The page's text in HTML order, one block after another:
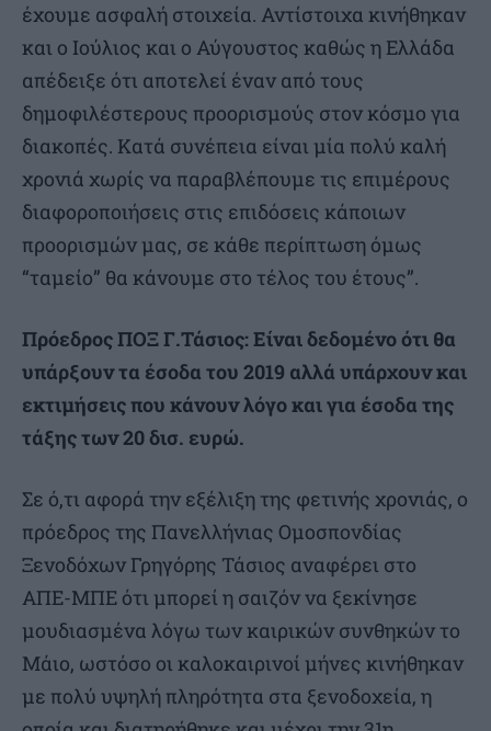
έχουμε ασφαλή στοιχεία. Αντίστοιχα κινήθηκαν
και ο Ιούλιος και ο Αύγουστος καθώς η Ελλάδα
απέδειξε ότι αποτελεί έναν από τους
δημοφιλέστερους προορισμούς στον κόσμο για
διακοπές. Κατά συνέπεια είναι μία πολύ καλή
χρονιά χωρίς να παραβλέπουμε τις επιμέρους
διαφοροποιήσεις στις επιδόσεις κάποιων
προορισμών μας, σε κάθε περίπτωση όμως
“ταμείο” θα κάνουμε στο τέλος του έτους”.
Πρόεδρος ΠΟΞ Γ.Τάσιος: Είναι δεδομένο ότι θα
υπάρξουν τα έσοδα του 2019 αλλά υπάρχουν και
εκτιμήσεις που κάνουν λόγο και για έσοδα της
τάξης των 20 δισ. ευρώ.
Σε ό,τι αφορά την εξέλιξη της φετινής χρονιάς, ο
πρόεδρος της Πανελλήνιας Ομοσπονδίας
Ξενοδόχων Γρηγόρης Τάσιος αναφέρει στο
ΑΠΕ-ΜΠΕ ότι μπορεί η σαιζόν να ξεκίνησε
μουδιασμένα λόγω των καιρικών συνθηκών το
Μάιο, ωστόσο οι καλοκαιρινοί μήνες κινήθηκαν
με πολύ υψηλή πληρότητα στα ξενοδοχεία, η